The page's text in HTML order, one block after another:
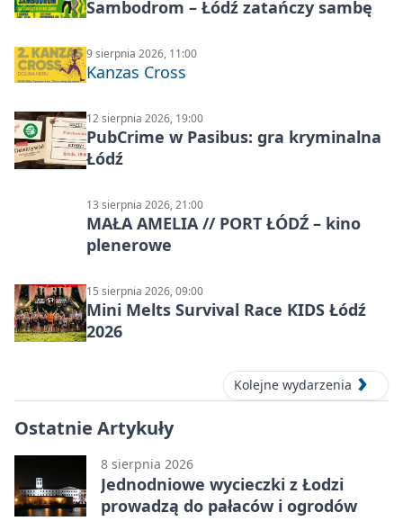
Sambodrom – Łódź zatańczy sambę
9 sierpnia 2026, 11:00
Kanzas Cross
12 sierpnia 2026, 19:00
PubCrime w Pasibus: gra kryminalna
Łódź
13 sierpnia 2026, 21:00
MAŁA AMELIA // PORT ŁÓDŹ – kino
plenerowe
15 sierpnia 2026, 09:00
Mini Melts Survival Race KIDS Łódź
2026
Kolejne wydarzenia
Ostatnie Artykuły
8 sierpnia 2026
Jednodniowe wycieczki z Łodzi
prowadzą do pałaców i ogrodów